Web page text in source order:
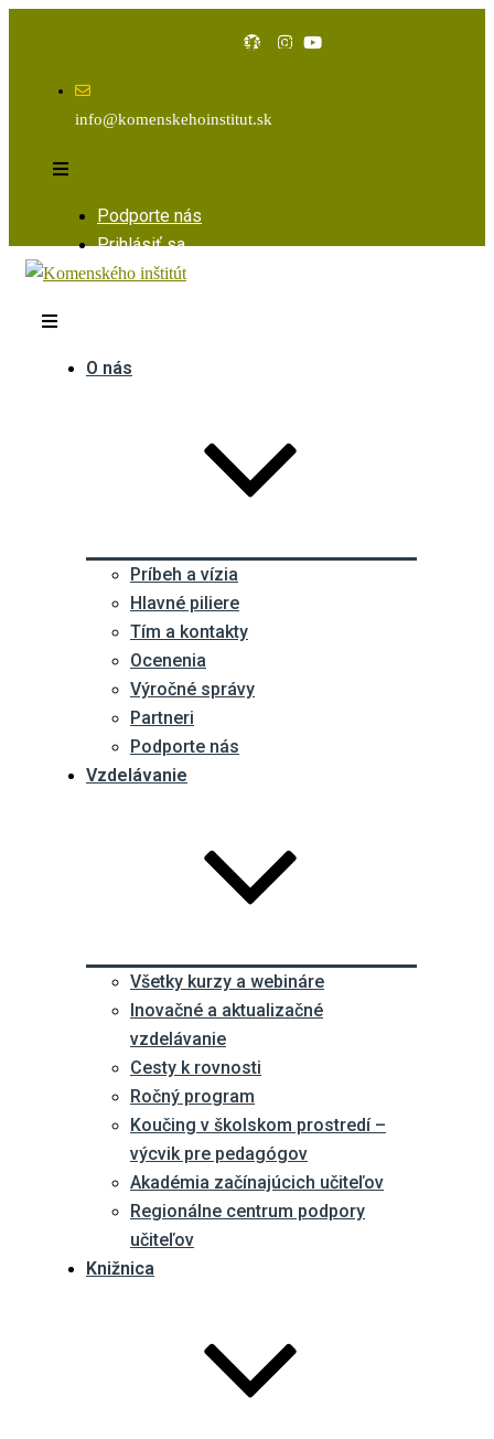
InstagramYoutube
info@komenskehoinstitut.sk
Podporte nás
Prihlásiť sa
O nás
Príbeh a vízia
Hlavné piliere
Tím a kontakty
Ocenenia
Výročné správy
Partneri
Podporte nás
Vzdelávanie
Všetky kurzy a webináre
Inovačné a aktualizačné
vzdelávanie
Cesty k rovnosti
Ročný program
Koučing v školskom prostredí –
výcvik pre pedagógov
Akadémia začínajúcich učiteľov
Regionálne centrum podpory
učiteľov
Knižnica